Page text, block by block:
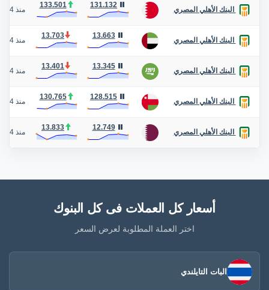
البنك الأهلي المصري
131.132
133.501
منذ 4 أيام
البنك الأهلي المصري
13.663
13.703
منذ 4 أيام
البنك الأهلي المصري
13.345
13.401
منذ 4 أيام
البنك الأهلي المصري
128.515
130.765
منذ 4 أيام
البنك الأهلي المصري
12.749
13.833
منذ 4 أيام
أسعار كل العملات فى كل البنوك
اختر العملة المطلوبة لعرض السعر
البات التايلندي